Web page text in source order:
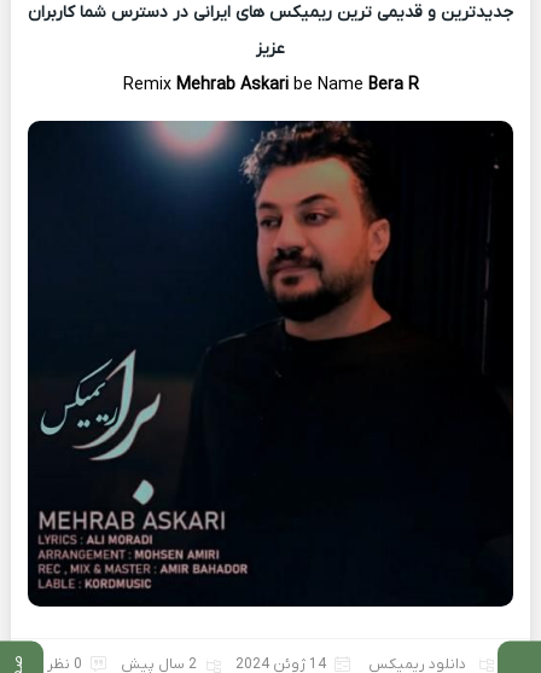
جدیدترین و قدیمی ترین ریمیکس های ایرانی در دسترس شما کاربران
عزیز
Remix Mehrab Askari be Name Bera R
دانلود ریمیکس 14 ژوئن 2024 2 سال پیش 0 نظر